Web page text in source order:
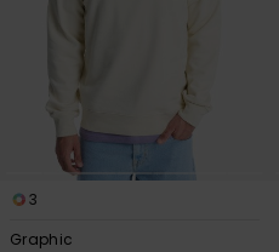
3
Graphic